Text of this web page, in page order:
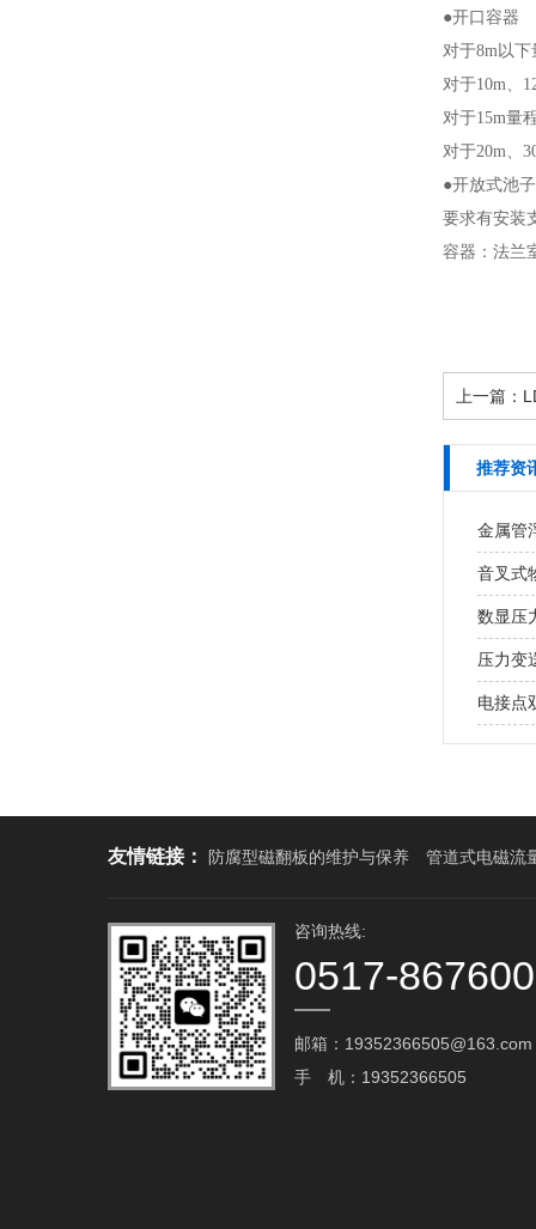
●开口容器
对于8m以
对于10m、
对于15m量
对于20m、
●开放式池子
要求有安装
容器：法兰
上一篇：
推荐资
金属管
音叉式
数显压
压力变
电接点
友情链接： 防腐型磁翻板的维护与保养 管道式电磁流
咨询热线:
0517-
邮箱：19352366505@163.com‬
手 机：19352366505